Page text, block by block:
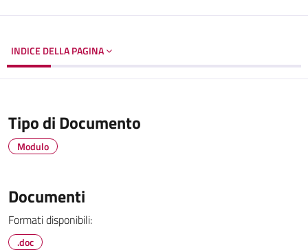
INDICE DELLA PAGINA
Tipo di Documento
Modulo
Documenti
Formati disponibili:
.doc